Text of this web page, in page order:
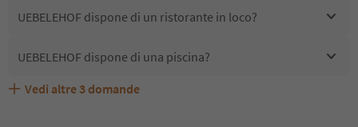
UEBELEHOF dispone di un ristorante in loco?
UEBELEHOF dispone di una piscina?
UEBELEHOF accetta animali domestici?
Quali servizi/attività sono disponibili presso
Gli ospiti di UEBELEHOF ricevono l'Alto Adige Guest Pass?
Vedi altre 3 domande